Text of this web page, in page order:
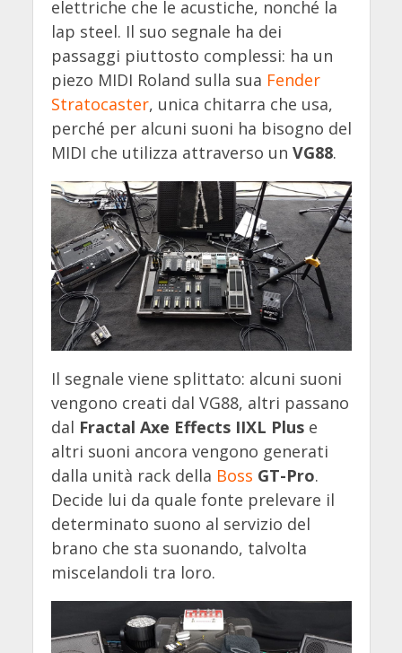
elettriche che le acustiche, nonché la
lap steel. Il suo segnale ha dei
passaggi piuttosto complessi: ha un
piezo MIDI Roland sulla sua Fender
Stratocaster, unica chitarra che usa,
perché per alcuni suoni ha bisogno del
MIDI che utilizza attraverso un VG88.
Il segnale viene splittato: alcuni suoni
vengono creati dal VG88, altri passano
dal Fractal Axe Effects IIXL Plus e
altri suoni ancora vengono generati
dalla unità rack della Boss GT-Pro.
Decide lui da quale fonte prelevare il
determinato suono al servizio del
brano che sta suonando, talvolta
miscelandoli tra loro.